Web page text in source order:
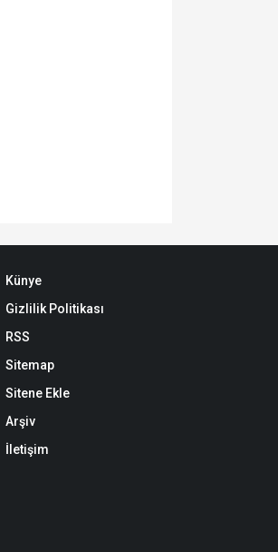
Künye
Gizlilik Politikası
RSS
Sitemap
Sitene Ekle
Arşiv
İletişim